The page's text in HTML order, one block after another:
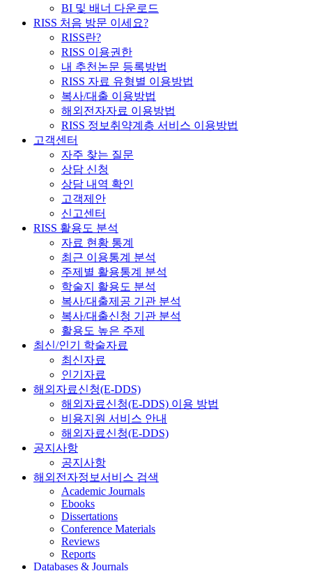
BI 및 배너 다운로드
RISS 처음 방문 이세요?
RISS란?
RISS 이용권한
내 추천논문 등록방법
RISS 자료 유형별 이용방법
복사/대출 이용방법
해외전자자료 이용방법
RISS 정보취약계층 서비스 이용방법
고객센터
자주 찾는 질문
상담 신청
상담 내역 확인
고객제안
신고센터
RISS 활용도 분석
자료 현황 통계
최근 이용통계 분석
주제별 활용통계 분석
학술지 활용도 분석
복사/대출제공 기관 분석
복사/대출신청 기관 분석
활용도 높은 주제
최신/인기 학술자료
최신자료
인기자료
해외자료신청(E-DDS)
해외자료신청(E-DDS) 이용 방법
비용지원 서비스 안내
해외자료신청(E-DDS)
공지사항
공지사항
해외전자정보서비스 검색
Academic Journals
Ebooks
Dissertations
Conference Materials
Reviews
Reports
Databases & Journals